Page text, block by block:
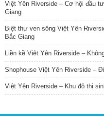
Việt Yên Riverside – Cơ hội đầu
Giang
Biệt thự ven sông Việt Yên
Bắc Giang
Liền kề Việt Yên Riverside –
Shophouse Việt Yên Riverside –
Việt Yên Riverside – Khu đô thị